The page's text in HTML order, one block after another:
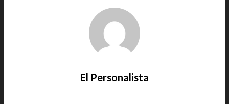
El Personalista